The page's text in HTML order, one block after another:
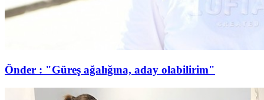
Önder : "Güreş ağalığına, aday olabilirim"